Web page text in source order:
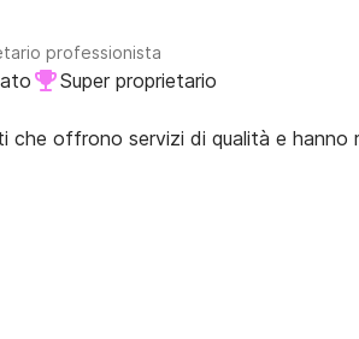
professionista
Super proprietario
che offrono servizi di qualità e hanno